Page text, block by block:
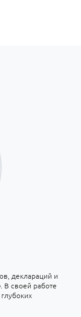
деклараций и
В своей работе